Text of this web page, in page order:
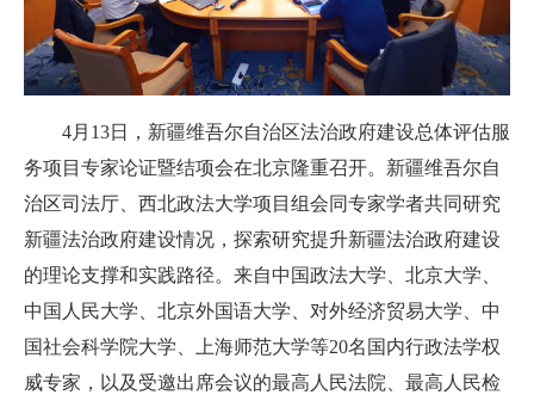
4月 13日
，新疆维吾尔自治区法治政府建设总体评估服
务项目专家论证暨结项会在北京隆重召开。新疆维吾尔自
治区司法厅、西北政法大学项目组会同专家学者共同研究
新疆法治政府建设情况，探索研究提升新疆法治政府建设
的理论支撑和实践路径。来自中国政法大学、北京大学、
中国人民大学、北京外国语大学、对外经济贸易大学、中
国社会科学院大学、上海师范大学等20名国内行政法学权
威专家，以及受邀出席会议的最高人民法院、最高人民检